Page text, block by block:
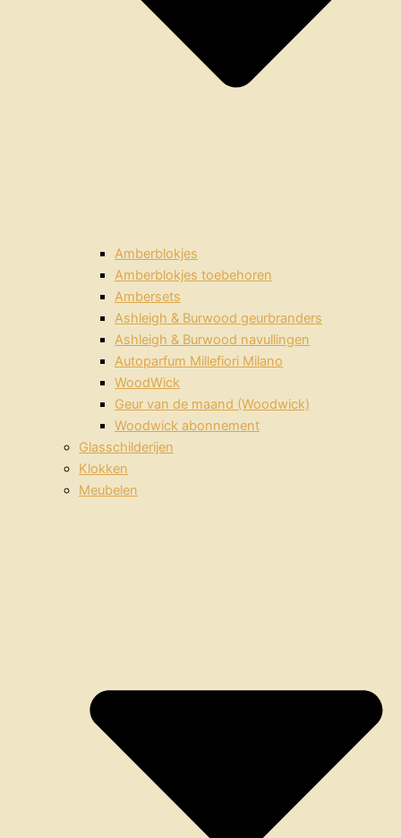
Amberblokjes
Amberblokjes toebehoren
Ambersets
Ashleigh & Burwood geurbranders
Ashleigh & Burwood navullingen
Autoparfum Millefiori Milano
WoodWick
Geur van de maand (Woodwick)
Woodwick abonnement
Glasschilderijen
Klokken
Meubelen